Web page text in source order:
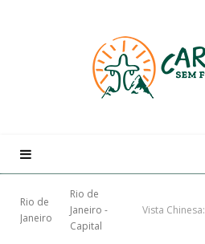
Rio de
Janeiro
Rio de
Janeiro -
Capital